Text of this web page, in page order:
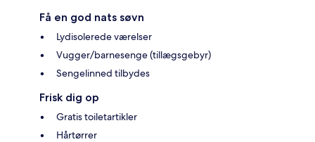
Få en god nats søvn
Lydisolerede værelser
Vugger/barnesenge (tillægsgebyr)
Sengelinned tilbydes
Frisk dig op
Gratis toiletartikler
Hårtørrer